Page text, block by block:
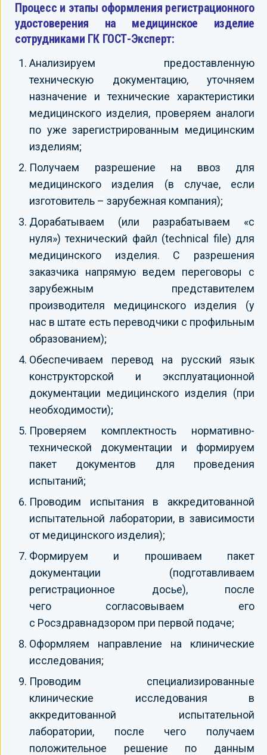
Процесс и этапы оформления регистрационного
удостоверения на медицинское изделие
сотрудниками ГК ГОСТ-Эксперт:
Анализируем предоставленную
техническую документацию, уточняем
назначение и технические характеристики
медицинского изделия, проверяем аналоги
по уже зарегистрированным медицинским
изделиям;
Получаем разрешение на ввоз для
медицинского изделия (в случае, если
изготовитель – зарубежная компания);
Дорабатываем (или разрабатываем «с
нуля») технический файл (technical file) для
медицинского изделия. С разрешения
заказчика напрямую ведем переговоры с
зарубежным представителем
производителя медицинского изделия (у
нас в штате есть переводчики с профильным
образованием);
Обеспечиваем перевод на русский язык
конструкторской и эксплуатационной
документации медицинского изделия (при
необходимости);
Проверяем комплектность нормативно-
технической документации и формируем
пакет документов для проведения
испытаний;
Проводим испытания в аккредитованной
испытательной лаборатории, в зависимости
от медицинского изделия);
Формируем и прошиваем пакет
документации (подготавливаем
регистрационное досье), после
чего согласовываем его
с Росздравнадзором при первой подаче;
Оформляем направление на клинические
исследования;
Проводим специализированные
клинические исследования в
аккредитованной испытательной
лаборатории, после чего получаем
положительное решение по данным